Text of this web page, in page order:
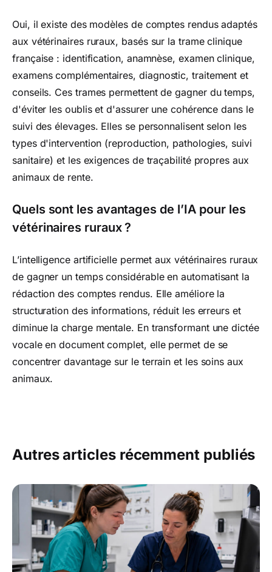
Oui, il existe des modèles de comptes rendus adaptés
aux vétérinaires ruraux, basés sur la trame clinique
française : identification, anamnèse, examen clinique,
examens complémentaires, diagnostic, traitement et
conseils. Ces trames permettent de gagner du temps,
d'éviter les oublis et d'assurer une cohérence dans le
suivi des élevages. Elles se personnalisent selon les
types d'intervention (reproduction, pathologies, suivi
sanitaire) et les exigences de traçabilité propres aux
animaux de rente.
Quels sont les avantages de l’IA pour les
vétérinaires ruraux ?
L’intelligence artificielle permet aux vétérinaires ruraux
de gagner un temps considérable en automatisant la
rédaction des comptes rendus. Elle améliore la
structuration des informations, réduit les erreurs et
diminue la charge mentale. En transformant une dictée
vocale en document complet, elle permet de se
concentrer davantage sur le terrain et les soins aux
animaux.
Autres articles récemment publiés